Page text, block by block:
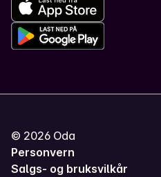
© 2026 Oda
Personvern
Salgs- og bruksvilkår